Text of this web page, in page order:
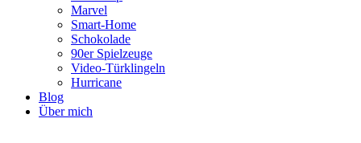
Marvel
Smart-Home
Schokolade
90er Spielzeuge
Video-Türklingeln
Hurricane
Blog
Über mich